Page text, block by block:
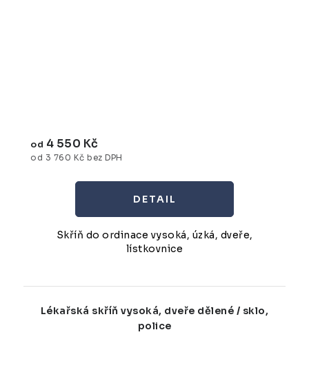
od 3 760 Kč bez DPH
od 4 550 Kč
Skříň do ordinace vysoká, úzká, dveře,
lístkovnice
Lékařská skříň vysoká, dveře dělené / sklo,
police